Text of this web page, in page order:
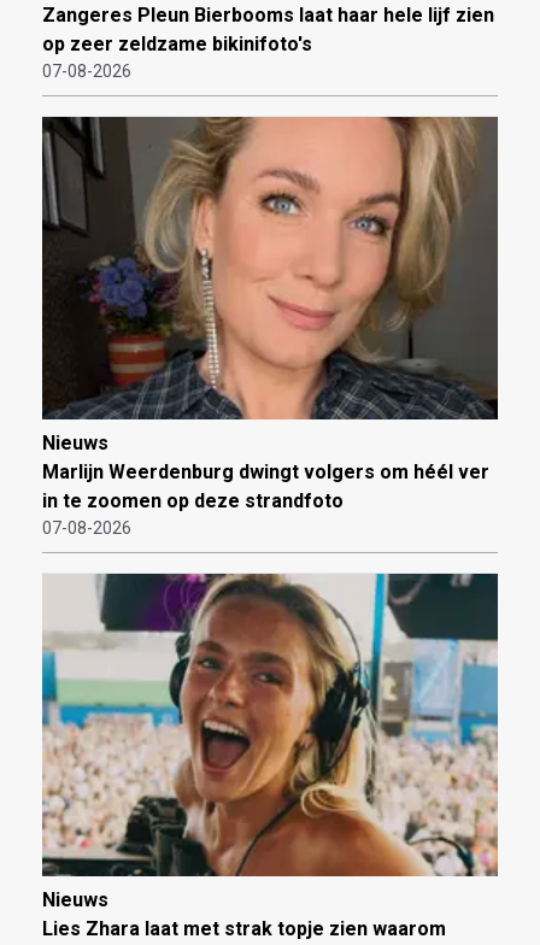
Zangeres Pleun Bierbooms laat haar hele lijf zien
op zeer zeldzame bikinifoto's
07-08-2026
Nieuws
Marlijn Weerdenburg dwingt volgers om héél ver
in te zoomen op deze strandfoto
07-08-2026
Nieuws
Lies Zhara laat met strak topje zien waarom